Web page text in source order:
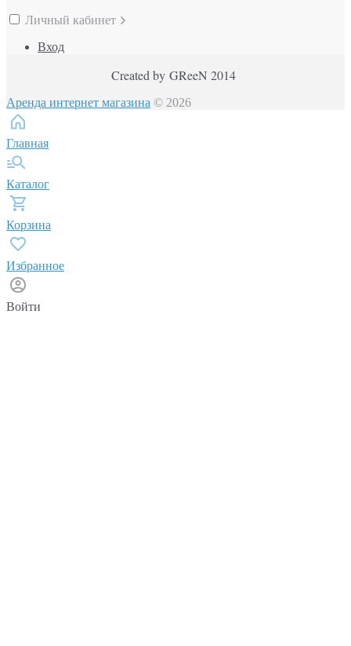
Личный кабинет
Вход
Created by GReeN 2014
Аренда интернет магазина © 2026
Главная
Каталог
Корзина
Избранное
Войти